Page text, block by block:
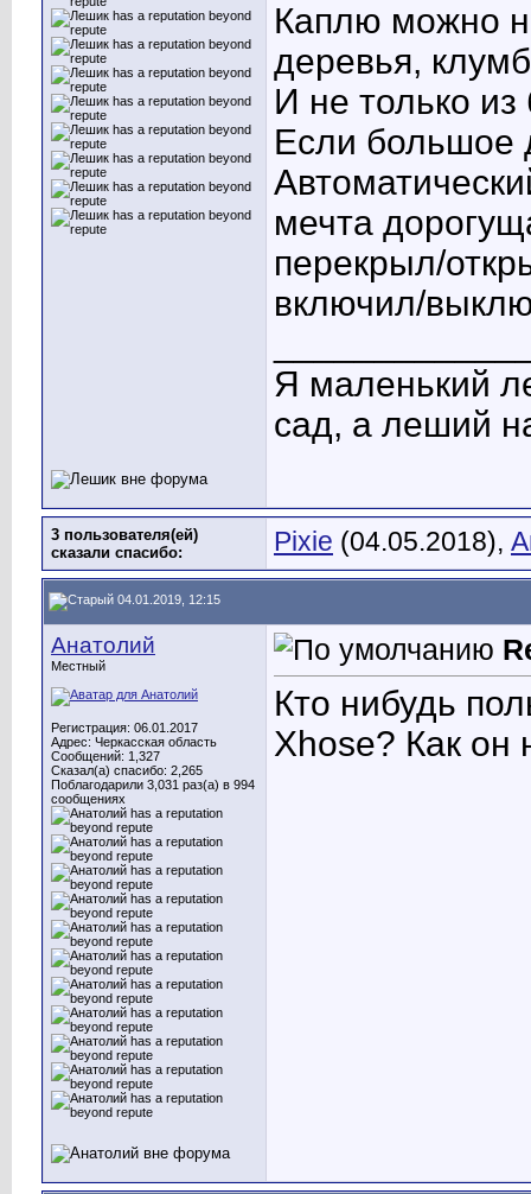
Каплю можно
деревья,
И не только
Если большое
мечта
перекрыл/
включил/
Я маленький
сад, а леший
3 пользователя(ей)
сказали cпасибо:
Pixie (04.05.2018),
04.01.2019, 12:15
Анатолий
Местный
Регистрация: 06.01.2017
Адрес: Черкасская область
Сообщений: 1,327
Сказал(а) спасибо: 2,265
Поблагодарили 3,031 раз(а) в 994
сообщениях
Кто нибудь
Xhose? Как он